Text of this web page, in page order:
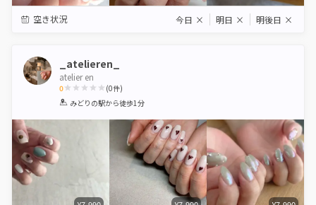
空き状況 今日 × 明日 × 明後日 ×
_atelieren_
atelier en
0
1 2 3 4 5
(0件)
みどりの駅から徒歩1分